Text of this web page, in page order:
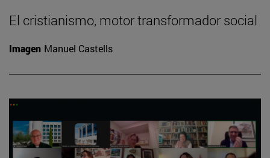
El cristianismo, motor transformador social
Imagen Manuel Castells